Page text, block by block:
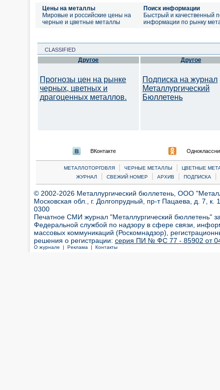
Цены на металлы
Мировые и российские цены на
черные и цветные металлы
Поиск информации
Быстрый и качественный
информации по рынку
CLASSIFIED
Другое
Прогнозы цен на рынке
черных, цветных и
драгоценных металлов.
Другое
Подписка на журнал
Металлургический
Бюллетень
ВКонтакте
МЕТАЛЛОТОРГОВЛЯ | ЧЕРНЫЕ МЕТАЛЛЫ |
ЦВЕТНЫЕ
ЖУРНАЛ
| СВЕЖИЙ НОМЕР | АРХИВ | ПОДПИСКА |
© 2002-2026 Металлургический бюллетень, ООО
Московская обл., г. Долгопрудный, пр-т Пацаева, д. 7,
0300
Печатное СМИ журнал "Металлургический бюллетень"
Федеральной службой по надзору в сфере связи,
массовых коммуникаций (Роскомнадзор),
решения о регистрации: серия ПИ № ФС 77 - 85902 от 04
О журнале | Реклама | Контакты